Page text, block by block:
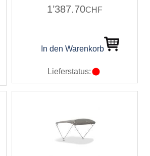
1’387.70CHF
In den Warenkorb
Lieferstatus: